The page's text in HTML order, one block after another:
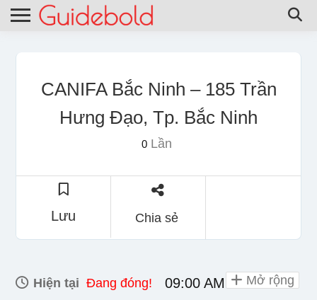
CANIFA Bắc Ninh – 185 Trần
Hưng Đạo, Tp. Bắc Ninh
0Lần
Lưu Chia sẻ
Hiện tại Đang đóng! 09:00 AM - 10:00 PM
Mở rộng